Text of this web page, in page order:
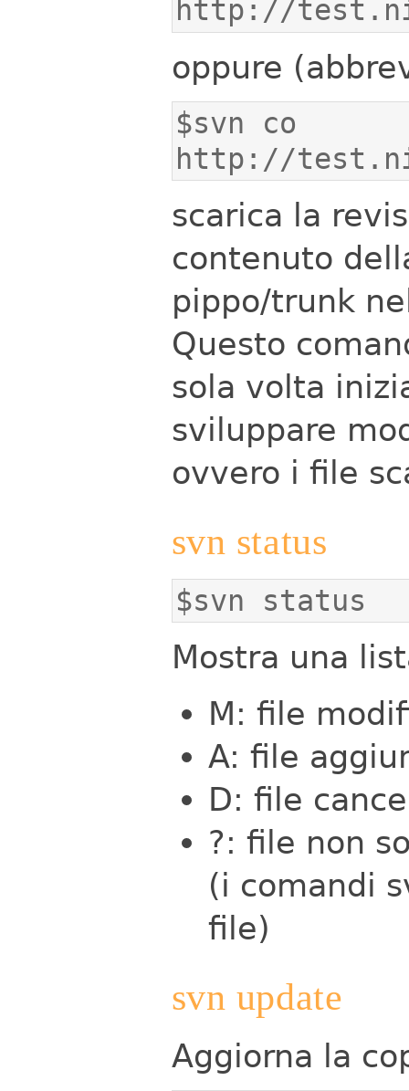
http://
oppure
$svn co
http://
scarica la
contenuto
pippo/trunk
Questo
sola volta
sviluppare
ovvero i file
svn status
$svn status
Mostra una
M: file
A: file
D: file
?: file non
(i comandi
file)
svn update
Aggiorna la